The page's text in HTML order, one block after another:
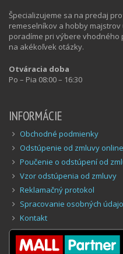
Špecializujeme sa na predaj
remeselníkov a hobby majstrov
poradíme pri výbere
na akékoľvek otázky.
Otváracia doba
Po – Pia 08:00 – 16:30
INFORMÁCIE
Obchodné podmienky
Odstúpenie od zmluvy online
Poučenie o odstúpení od
Vzor odstúpenia od zmluvy
Reklamačný protokol
Spracovanie osobných
Kontakt